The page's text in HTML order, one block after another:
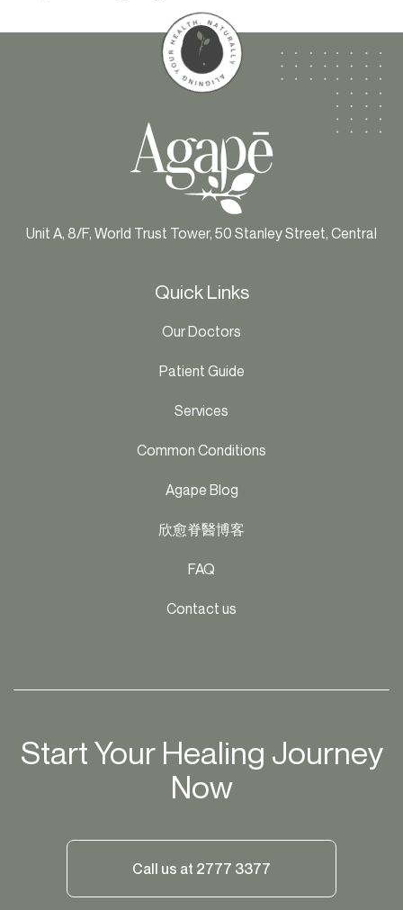
Unit A, 8/F, World Trust Tower, 50 Stanley Street, Central
Quick Links
Our Doctors
Patient Guide
Services
Common Conditions
Agape Blog
欣愈脊醫博客
FAQ
Contact us
Start Your Healing Journey
Now
Call us at 2777 3377